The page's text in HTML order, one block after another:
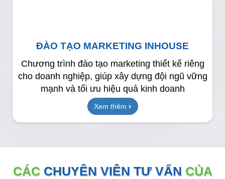
ĐÀO TẠO MARKETING INHOUSE
Chương trình đào tạo marketing thiết kế riêng
cho doanh nghiệp, giúp xây dựng đội ngũ vững
mạnh và tối ưu hiệu quả kinh doanh
Xem thêm
CÁC CHUYÊN VIÊN TƯ VẤN CỦA